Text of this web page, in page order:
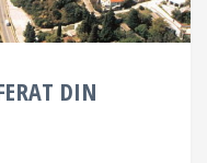
DIN